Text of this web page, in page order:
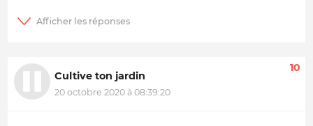
Cultive ton jardin
20 octobre 2020 à 08:39:20
10